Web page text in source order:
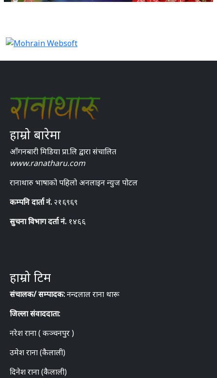
हाम्रो बारेमा
आँगनबारी मिडिया प्रा.लि द्वारा संचालित
www.ranatharu.com
रानाथारु भाषाको पहिलो अनलाइन न्युज पोटल
कम्पनि दार्ता नं. २१६९६९
सुचना विभाग दर्ता नं. १४६६
हाम्रो टिम
संचालक/ सम्पादक:नन्दलाल राना थारू
जिल्ला संवाददाता:
नरेश राना ( कञ्चनपुर )
उमेश राना (कैलाली)
दिनेश राना (कैलाली)